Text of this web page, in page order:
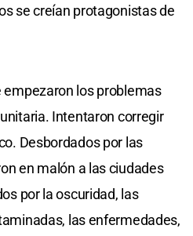
se creían protagonistas de
los problemas
Intentaron corregir
Desbordados por las
en malón a las ciudades
por la oscuridad, las
las enfermedades,